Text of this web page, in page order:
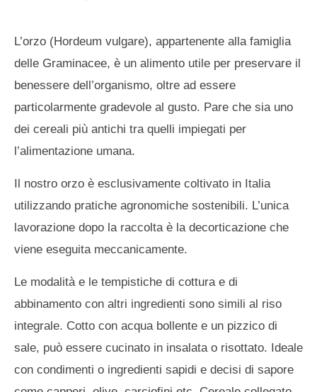
L’orzo (Hordeum vulgare), appartenente alla famiglia
delle Graminacee, è un alimento utile per preservare il
benessere dell’organismo, oltre ad essere
particolarmente gradevole al gusto. Pare che sia uno
dei cereali più antichi tra quelli impiegati per
l’alimentazione umana.
Il nostro orzo è esclusivamente coltivato in Italia
utilizzando pratiche agronomiche sostenibili. L’unica
lavorazione dopo la raccolta è la decorticazione che
viene eseguita meccanicamente.
Le modalità e le tempistiche di cottura e di
abbinamento con altri ingredienti sono simili al riso
integrale. Cotto con acqua bollente e un pizzico di
sale, può essere cucinato in insalata o risottato. Ideale
con condimenti o ingredienti sapidi e decisi di sapore